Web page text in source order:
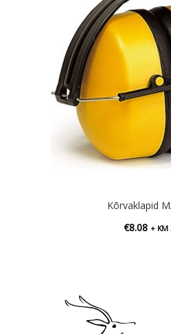
Kõrvaklapid
€8.08 + KM